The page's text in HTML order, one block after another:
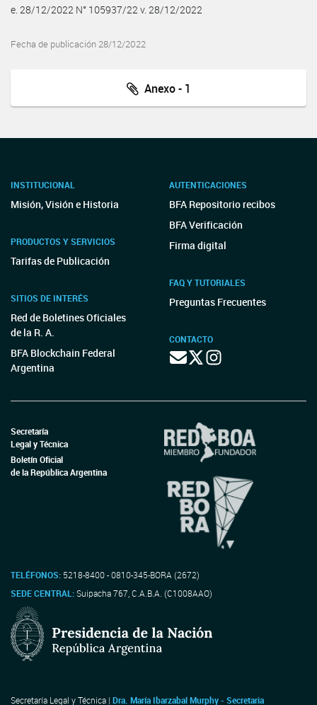
e. 28/12/2022 N° 105937/22 v. 28/12/2022
Fecha de publicación 28/12/2022
Anexo - 1
INSTITUCIONAL
Misión, Visión e Historia
PRODUCTOS Y SERVICIOS
Tarifas de Publicación
SITIOS DE INTERÉS
Red de Boletines Oficiales
de la R. A.
BFA Blockchain Federal
Argentina
AUTENTICACIONES
BFA Repositorio recibos
BFA Verificación
Firma digital
FAQ Y TUTORIALES
Preguntas Frecuentes
CONTACTO
Secretaría
Legal y Técnica
Boletín Oficial
de la República Argentina
TELÉFONOS: 5218-8400 - 0810-345-BORA (2672)
SEDE CENTRAL:Suipacha 767, C.A.B.A. (C1008AAO)
Secretaría Legal y Técnica | Dra. María Ibarzabal Murphy - Secretaria